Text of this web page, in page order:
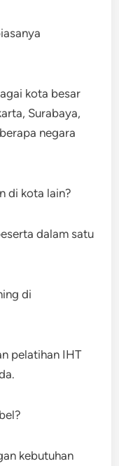
kota besar
Surabaya,
negara
di kota lain?
dalam satu
di
pelatihan IHT
kebutuhan